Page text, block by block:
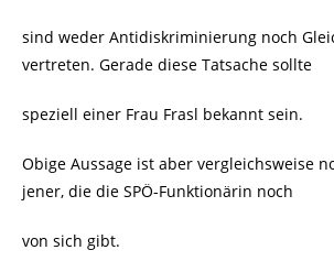
sind weder Antidiskriminierung noch
vertreten. Gerade diese Tatsache sollte
speziell einer Frau Frasl bekannt sein.
Obige Aussage ist aber vergleichsweise
jener, die die SPÖ-Funktionärin noch
von sich gibt.